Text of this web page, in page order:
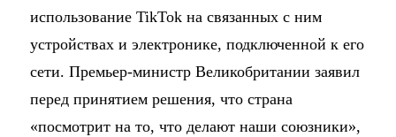
использование TikTok на связанных с ним
устройствах и электронике, подключенной к его
сети. Премьер-министр Великобритании заявил
перед принятием решения, что страна
«посмотрит на то, что делают наши союзники»,